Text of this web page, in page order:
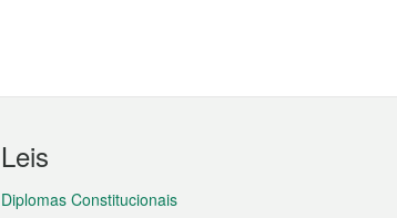
Leis
Diplomas Constitucionais